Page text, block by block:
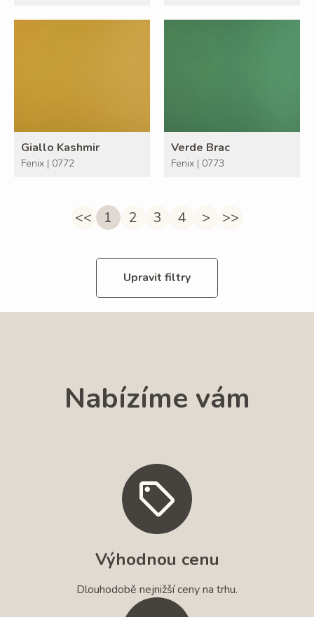
Giallo Kashmir
Fenix | 0772
Verde Brac
Fenix | 0773
<< 1 2 3 4 > >>
Upravit filtry
Nabízíme vám
Výhodnou cenu
Dlouhodobě nejnižší ceny na trhu.